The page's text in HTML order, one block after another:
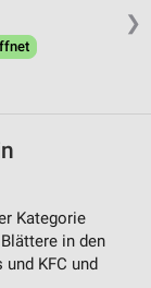
❯
Kategorie
in den
KFC und